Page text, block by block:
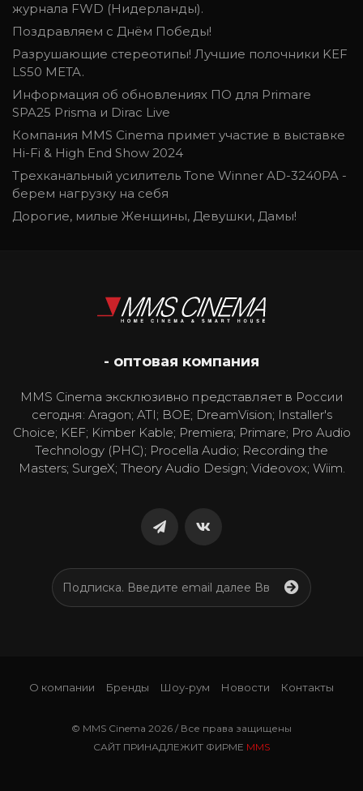
журнала FWD (Нидерланды).
Поздравляем с Днём Победы!
Разрушающие стереотипы! Лучшие полочники KEF
LS50 META.
Информация об обновлениях ПО для Primare
SPA25 Prisma и Dirac Live
Компания MMS Cinema примет участие в выставке
Hi-Fi & High End Show 2024
Трехканальный усилитель Tone Winner AD-3240PA -
берем нагрузку на себя
Дорогие, милые Женщины, Девушки, Дамы!
- оптовая компания
MMS Cinema эксклюзивно представляет в России
сегодня: Aragon; ATI; BOE; DreamVision; Installer's
Choice; KEF; Kimber Kable; Premiera; Primare; Pro Audio
Technology (PHC); Procella Audio; Recording the
Masters; SurgeX; Theory Audio Design; Videovox; Wiim.
О компании Бренды Шоу-рум Новости Контакты
© MMS Cinema 2026 / Все права защищены
САЙТ ПРИНАДЛЕЖИТ ФИРМЕ MMS